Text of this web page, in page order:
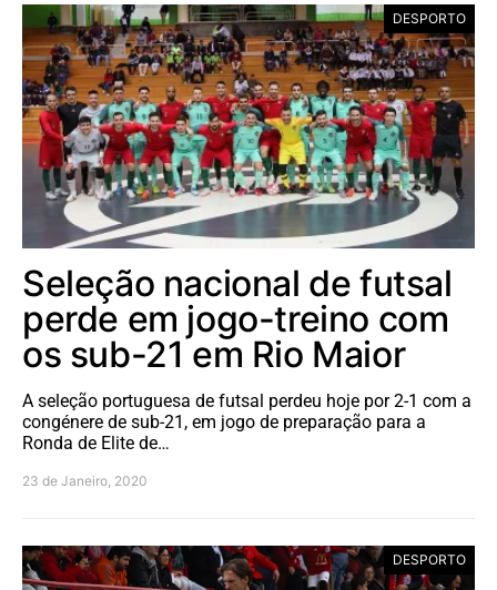
DESPORTO
Seleção nacional de futsal
perde em jogo-treino com
os sub-21 em Rio Maior
A seleção portuguesa de futsal perdeu hoje por 2-1 com a
congénere de sub-21, em jogo de preparação para a
Ronda de Elite de…
23 de Janeiro, 2020
DESPORTO